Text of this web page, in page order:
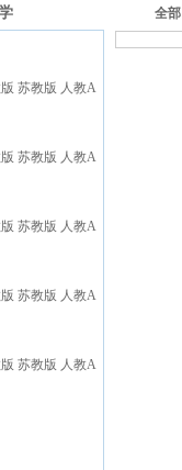
苏教版 人教A
苏教版 人教A
苏教版 人教A
苏教版 人教A
苏教版 人教A
全部